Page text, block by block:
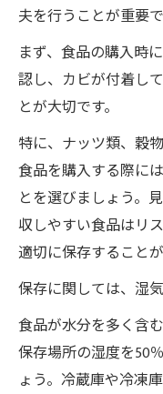
夫を行うことが重要で
まず、食品の購入時
認し、カビが付着し
とが大切です。
特に、ナッツ類、穀
食品を購入する際に
とを選びましょう。
収しやすい食品はリ
適切に保存すること
保存に関しては、湿
食品が水分を多く含
保存場所の湿度を50
ょう。冷蔵庫や冷凍